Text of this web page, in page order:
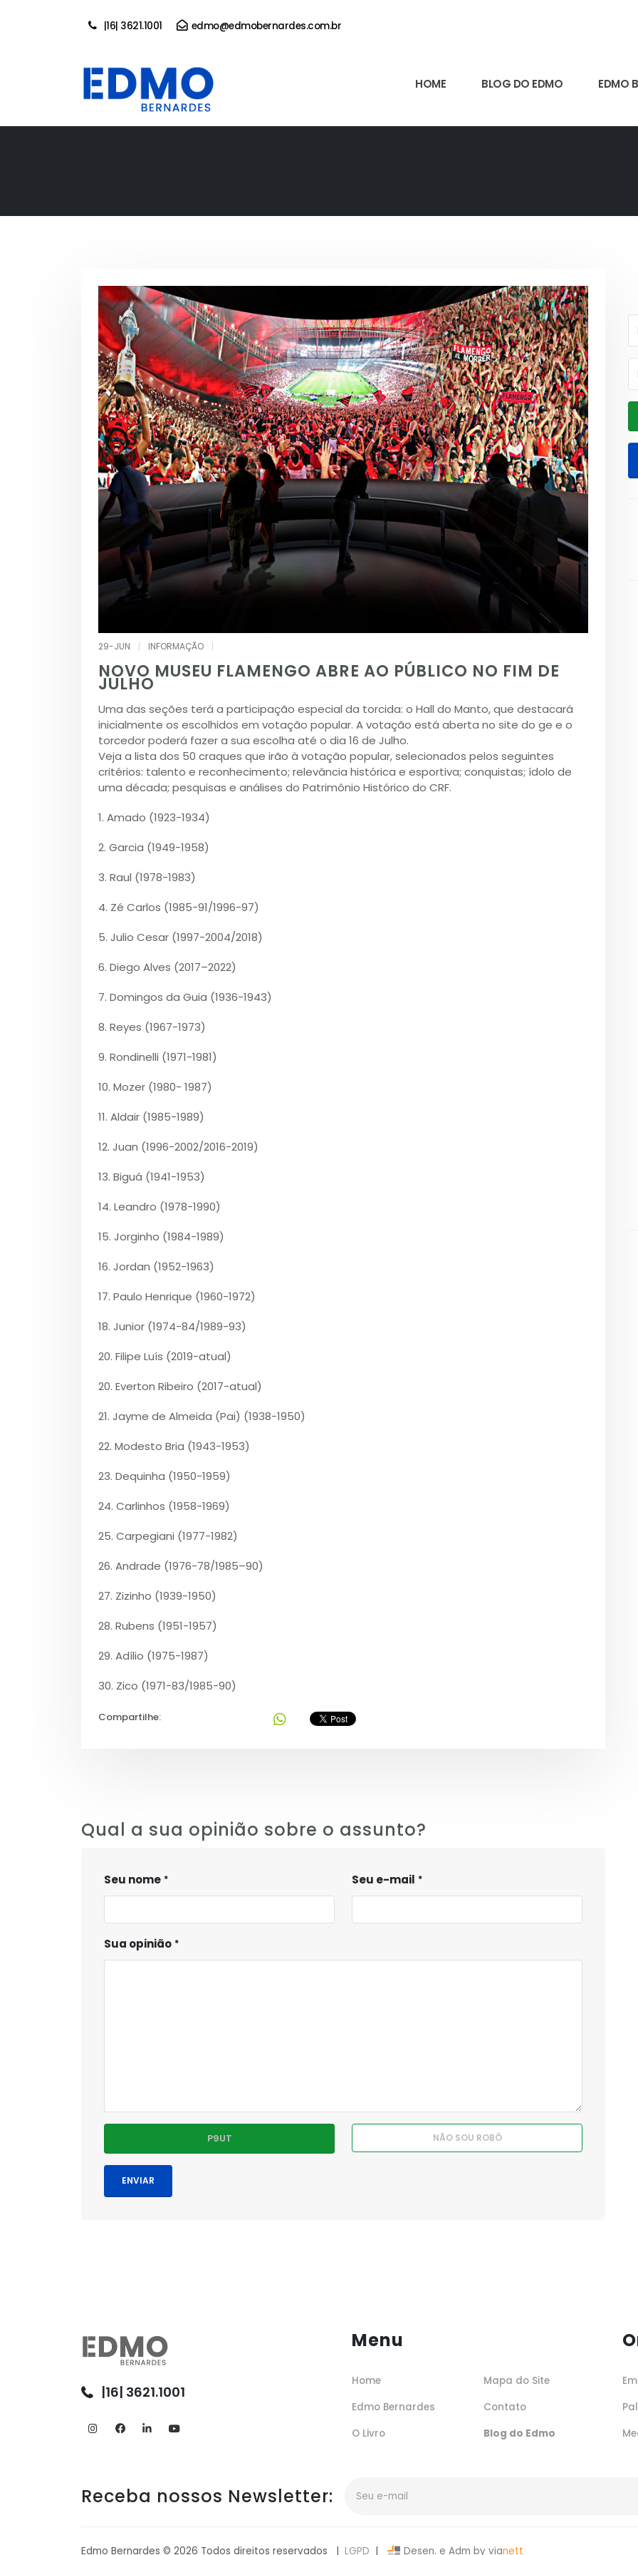
|16| 3621.1001 edmo@edmobernardes.com.br
HOME BLOG DO EDMO EDMO
29-JUN INFORMAÇÃO
NOVO MUSEU FLAMENGO ABRE AO PÚBLICO NO FIM DE
JULHO
Uma das seções terá a participação especial da torcida: o Hall do Manto, que destacará
inicialmente os escolhidos em votação popular. A votação está aberta no site do ge e o
torcedor poderá fazer a sua escolha até o dia 16 de Julho.
Veja a lista dos 50 craques que irão à votação popular, selecionados pelos seguintes
critérios: talento e reconhecimento; relevância histórica e esportiva; conquistas; ídolo de
uma década; pesquisas e análises do Patrimônio Histórico do CRF.
1. Amado (1923-1934)
2. Garcia (1949-1958)
3. Raul (1978-1983)
4. Zé Carlos (1985-91/1996-97)
5. Julio Cesar (1997-2004/2018)
6. Diego Alves (2017–2022)
7. Domingos da Guia (1936-1943)
8. Reyes (1967-1973)
9. Rondinelli (1971-1981)
10. Mozer (1980- 1987)
11. Aldair (1985-1989)
12. Juan (1996-2002/2016-2019)
13. Biguá (1941-1953)
14. Leandro (1978-1990)
15. Jorginho (1984-1989)
16. Jordan (1952-1963)
17. Paulo Henrique (1960-1972)
18. Junior (1974-84/1989-93)
20. Filipe Luís (2019-atual)
20. Everton Ribeiro (2017-atual)
21. Jayme de Almeida (Pai) (1938-1950)
22. Modesto Bria (1943-1953)
23. Dequinha (1950-1959)
24. Carlinhos (1958-1969)
25. Carpegiani (1977-1982)
26. Andrade (1976-78/1985–90)
27. Zizinho (1939-1950)
28. Rubens (1951-1957)
29. Adílio (1975-1987)
30. Zico (1971-83/1985-90)
Compartilhe:
Qual a sua opinião sobre o assunto?
Seu nome Seu e-mail
Sua opinião
|16| 3621.1001
Menu
Home
Edmo Bernardes
O Livro
Mapa do Site
Contato
Blog do Edmo
Receba nossos Newsletter:
Edmo Bernardes © 2026 Todos direitos reservados | LGPD Desen. e Adm by vianett